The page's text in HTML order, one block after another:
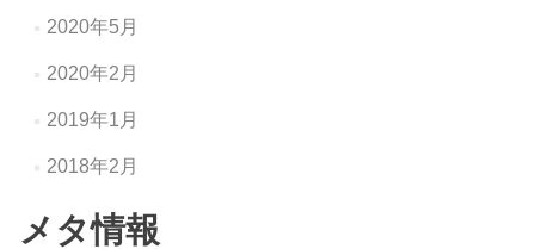
2020年5月
2020年2月
2019年1月
2018年2月
メタ情報